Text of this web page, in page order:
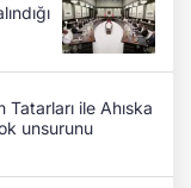
Tatarları ile Ahıska
unsurunu